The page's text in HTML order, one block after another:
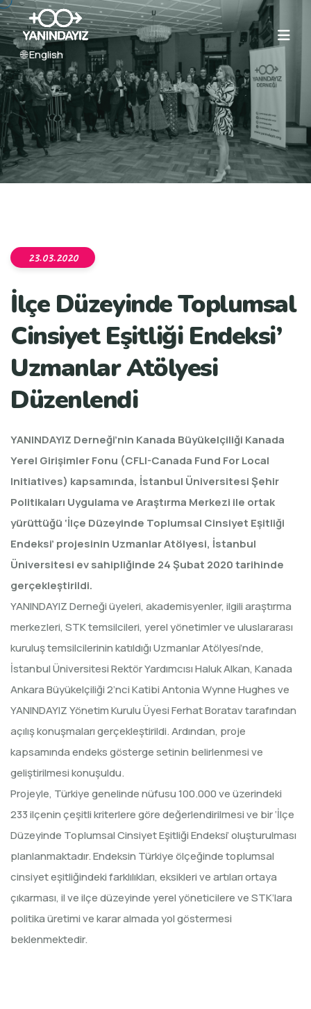
🌐 English
23.03.2020
İlçe Düzeyinde Toplumsal
Cinsiyet Eşitliği Endeksi’
Uzmanlar Atölyesi
Düzenlendi
YANINDAYIZ Derneği’nin Kanada Büyükelçiliği Kanada
Yerel Girişimler Fonu (CFLI-Canada Fund For Local
Initiatives) kapsamında, İstanbul Üniversitesi Şehir
Politikaları Uygulama ve Araştırma Merkezi ile ortak
yürüttüğü ‘İlçe Düzeyinde Toplumsal Cinsiyet Eşitliği
Endeksi’ projesinin Uzmanlar Atölyesi, İstanbul
Üniversitesi ev sahipliğinde 24 Şubat 2020 tarihinde
gerçekleştirildi.
YANINDAYIZ Derneği üyeleri, akademisyenler, ilgili araştırma
merkezleri, STK temsilcileri, yerel yönetimler ve uluslararası
kuruluş temsilcilerinin katıldığı Uzmanlar Atölyesi’nde,
İstanbul Üniversitesi Rektör Yardımcısı Haluk Alkan, Kanada
Ankara Büyükelçiliği 2’nci Katibi Antonia Wynne Hughes ve
YANINDAYIZ Yönetim Kurulu Üyesi Ferhat Boratav tarafından
açılış konuşmaları gerçekleştirildi. Ardından, proje
kapsamında endeks gösterge setinin belirlenmesi ve
geliştirilmesi konuşuldu.
Projeyle, Türkiye genelinde nüfusu 100.000 ve üzerindeki
233 ilçenin çeşitli kriterlere göre değerlendirilmesi ve bir ‘İlçe
Düzeyinde Toplumsal Cinsiyet Eşitliği Endeksi’ oluşturulması
planlanmaktadır. Endeksin Türkiye ölçeğinde toplumsal
cinsiyet eşitliğindeki farklılıkları, eksikleri ve artıları ortaya
çıkarması, il ve ilçe düzeyinde yerel yöneticilere ve STK’lara
politika üretimi ve karar almada yol göstermesi
beklenmektedir.